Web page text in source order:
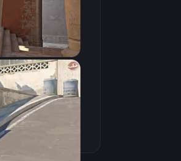
Скопировать